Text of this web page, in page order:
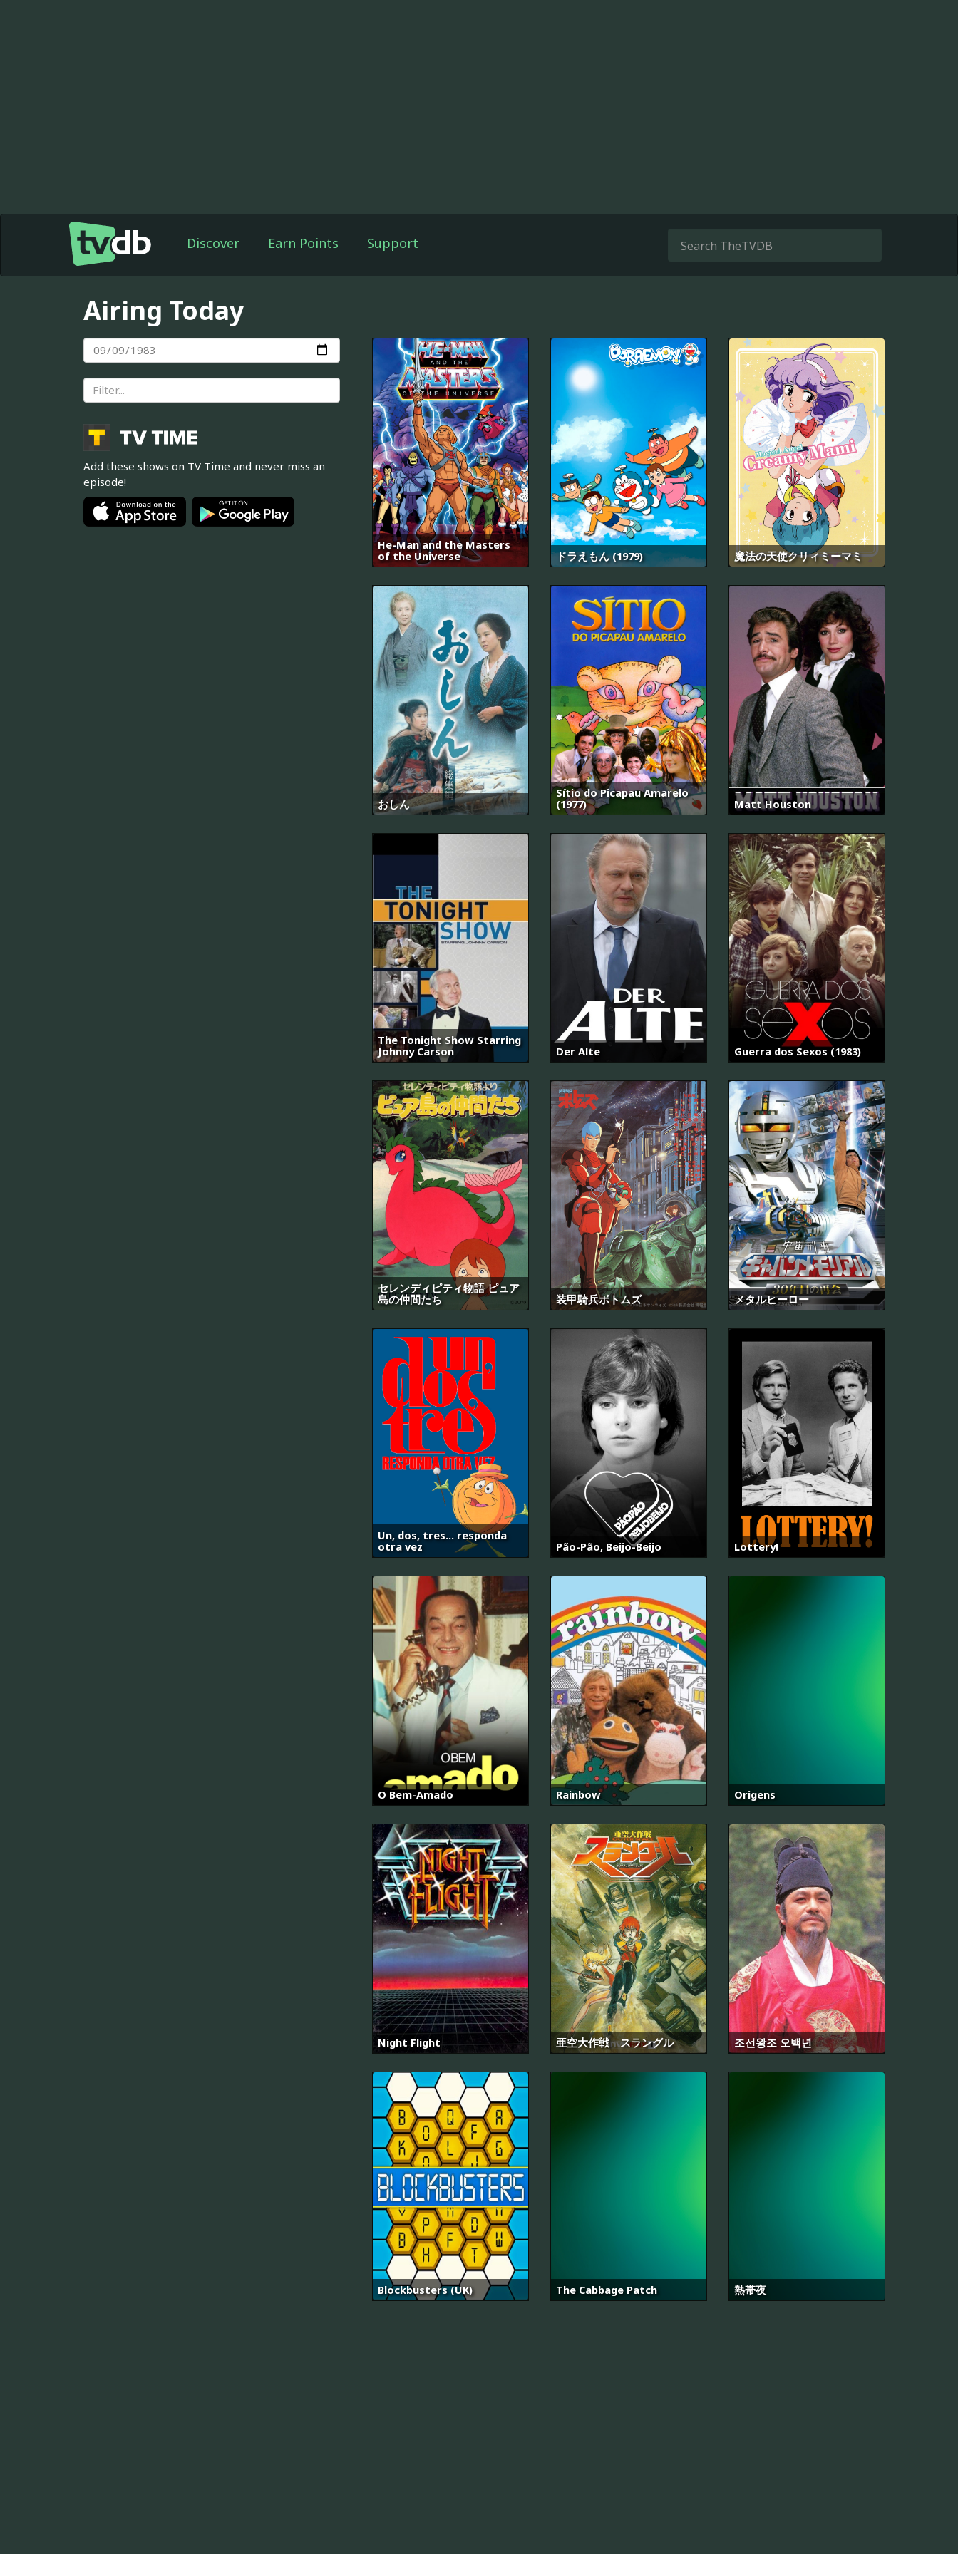
Discover Earn Points Support
Airing Today
Add these shows on TV Time and never miss an
episode!
He-Man and the Masters
of the Universe
ドラえもん (1979) 魔法の天使クリィミーマミ
おしん
Sítio do Picapau Amarelo
(1977)
Matt Houston
The Tonight Show Starring
Johnny Carson
Der Alte Guerra dos Sexos (1983)
セレンディピティ物語 ピュア
島の仲間たち
装甲騎兵ボトムズ メタルヒーロー
Un, dos, tres... responda
otra vez
Pão-Pão, Beijo-Beijo Lottery!
O Bem-Amado Rainbow Origens
Night Flight 亜空大作戦 スラングル 조선왕조 오백년
Blockbusters (UK) The Cabbage Patch 熱帯夜